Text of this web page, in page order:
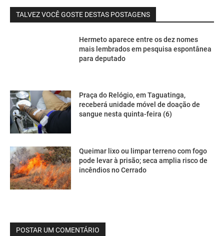
TALVEZ VOCÊ GOSTE DESTAS POSTAGENS
Hermeto aparece entre os dez nomes
mais lembrados em pesquisa espontânea
para deputado
Praça do Relógio, em Taguatinga,
receberá unidade móvel de doação de
sangue nesta quinta-feira (6)
Queimar lixo ou limpar terreno com fogo
pode levar à prisão; seca amplia risco de
incêndios no Cerrado
POSTAR UM COMENTÁRIO